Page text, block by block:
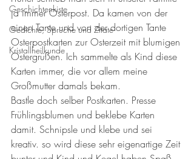
Geschichtenkiste
Gedichte, Sprüche und Zitate
Kristallheilkunde
ja immer Osterpost. Da kamen von der
einen Tante und von der dortigen Tante
Osterpostkarten zur Osterzeit mit blumigen
Ostergrüßen. Ich sammelte als Kind diese
Karten immer, die vor allem meine
Großmutter damals bekam.
Bastle doch selber Postkarten. Presse
Frühlingsblumen und beklebe Karten
damit. Schnipsle und klebe und sei
kreativ. so wird diese sehr eigenartige Zeit